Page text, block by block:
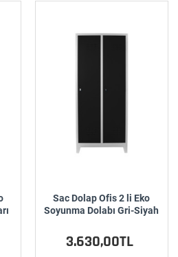
Sac Dolap Ofis 2 li Eko
Soyunma Dolabı Gri-Siyah
3.630,00TL